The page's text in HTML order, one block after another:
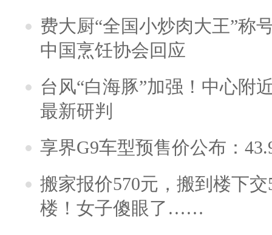
费大厨“全国小炒肉大王”称
中国烹饪协会回应
台风“白海豚”加强！中心附
最新研判
享界G9车型预售价公布：
搬家报价570元，搬到楼下
楼！女子傻眼了……